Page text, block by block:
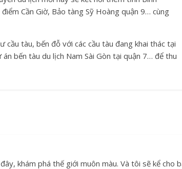
Cần Giờ, Bảo tàng Sỹ Hoàng quận 9… cùng
tàu, bến đỗ với các cầu tàu đang khai thác tại
bến tàu du lịch Nam Sài Gòn tại quận 7… để thu
khám phá thế giới muôn màu. Và tôi sẽ kể cho